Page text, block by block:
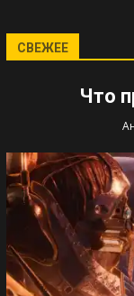
СВЕЖЕЕ
Что